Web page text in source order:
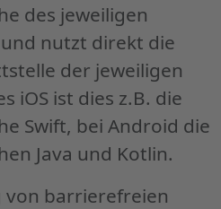
des jeweiligen
nutzt direkt die
der jeweiligen
iOS ist dies z.B. die
Swift, bei Android die
Java und Kotlin.
von barrierefreien